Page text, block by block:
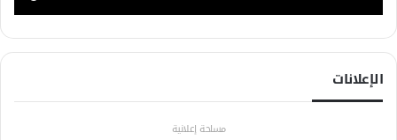
الإعلانات
مساحة إعلانية